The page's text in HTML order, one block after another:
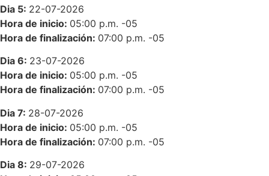
Dia 5: 22-07-2026
Hora de inicio: 05:00 p.m. -05
Hora de finalización: 07:00 p.m. -05
Dia 6: 23-07-2026
Hora de inicio: 05:00 p.m. -05
Hora de finalización: 07:00 p.m. -05
Dia 7: 28-07-2026
Hora de inicio: 05:00 p.m. -05
Hora de finalización: 07:00 p.m. -05
Dia 8: 29-07-2026